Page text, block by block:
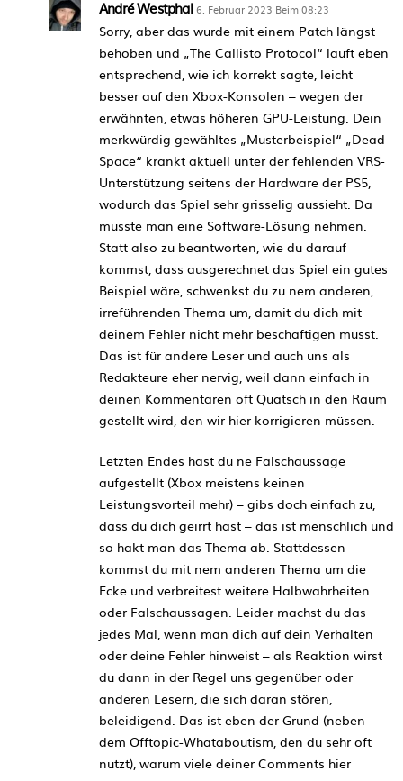
André Westphal 6. Februar 2023 Beim 08:23
Sorry, aber das wurde mit einem Patch längst
behoben und „The Callisto Protocol“ läuft eben
entsprechend, wie ich korrekt sagte, leicht
besser auf den Xbox-Konsolen – wegen der
erwähnten, etwas höheren GPU-Leistung. Dein
merkwürdig gewähltes „Musterbeispiel“ „Dead
Space“ krankt aktuell unter der fehlenden VRS-
Unterstützung seitens der Hardware der PS5,
wodurch das Spiel sehr grisselig aussieht. Da
musste man eine Software-Lösung nehmen.
Statt also zu beantworten, wie du darauf
kommst, dass ausgerechnet das Spiel ein gutes
Beispiel wäre, schwenkst du zu nem anderen,
irreführenden Thema um, damit du dich mit
deinem Fehler nicht mehr beschäftigen musst.
Das ist für andere Leser und auch uns als
Redakteure eher nervig, weil dann einfach in
deinen Kommentaren oft Quatsch in den Raum
gestellt wird, den wir hier korrigieren müssen.
Letzten Endes hast du ne Falschaussage
aufgestellt (Xbox meistens keinen
Leistungsvorteil mehr) – gibs doch einfach zu,
dass du dich geirrt hast – das ist menschlich und
so hakt man das Thema ab. Stattdessen
kommst du mit nem anderen Thema um die
Ecke und verbreitest weitere Halbwahrheiten
oder Falschaussagen. Leider machst du das
jedes Mal, wenn man dich auf dein Verhalten
oder deine Fehler hinweist – als Reaktion wirst
du dann in der Regel uns gegenüber oder
anderen Lesern, die sich daran stören,
beleidigend. Das ist eben der Grund (neben
dem Offtopic-Whataboutism, den du sehr oft
nutzt), warum viele deiner Comments hier